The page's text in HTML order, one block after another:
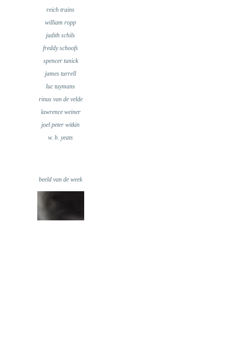
reich trains
william ropp
judith schils
freddy schoofs
spencer tunick
james turrell
luc tuymans
rinus van de velde
lawrence weiner
joel peter witkin
w. b. yeats
beeld van de week